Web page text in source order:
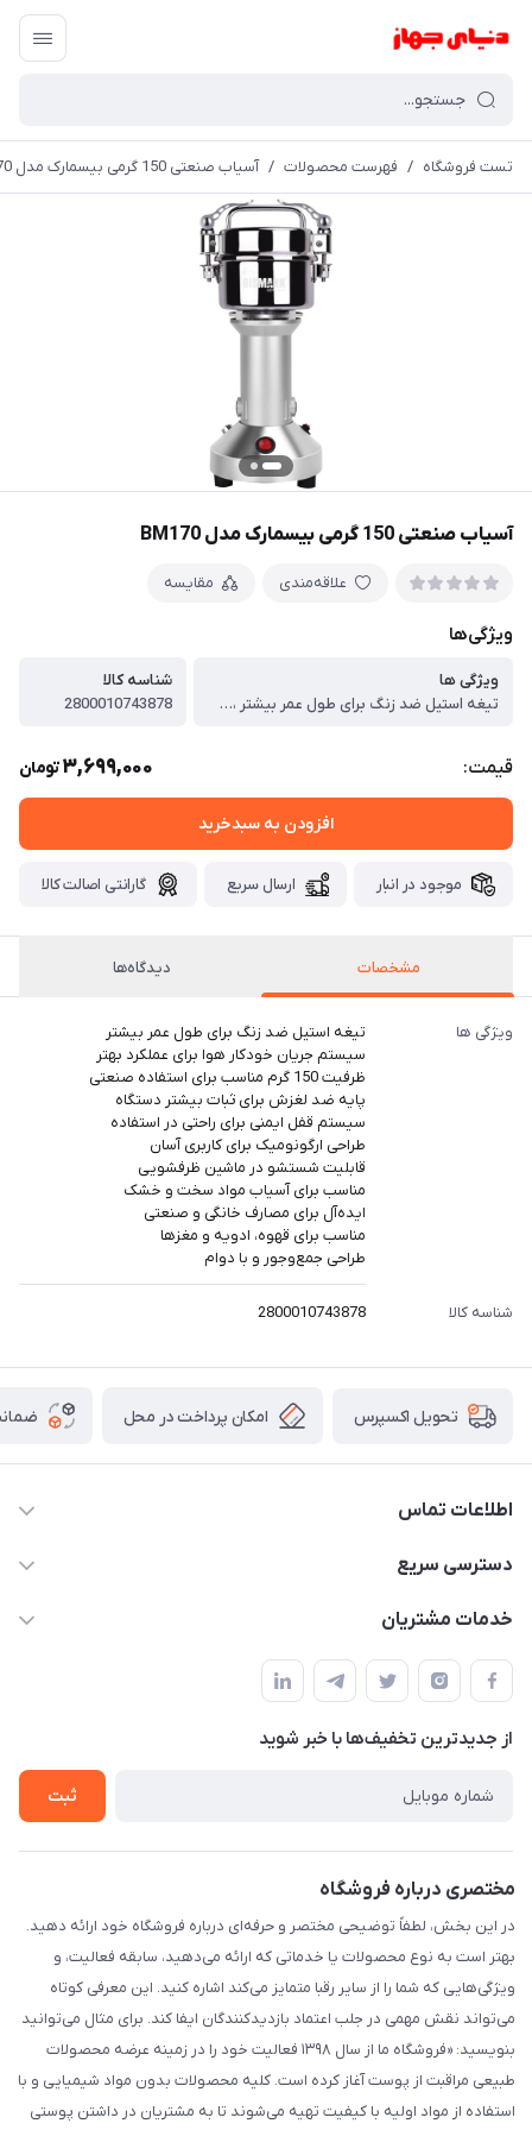
تست فروشگاه / فهرست محصولات / آسیاب صنعتی 150 گرمی بیسمارک مدل BM170
آسیاب صنعتی 150 گرمی بیسمارک مدل BM170
علاقه‌مندی مقایسه
ویژگی‌ها
ویژگی ها
تیغه استیل ضد زنگ برای طول عمر بیشتر ، سیستم جریان خودکار هوا برای عملکرد بهتر ، ظرفیت 150 گرم مناسب برای استفاده صنعتی ، پایه ضد لغزش برای ثبات بیشتر دستگاه ، سیستم قفل ایمنی برای راحتی در استفاده ، طراحی ارگونومیک برای کاربری آسان ، قابلیت شستشو در ماشین ظرفشویی ، مناسب برای آسیاب مواد سخت و خشک ، ایده‌آل برای مصارف خانگی و صنعتی ، مناسب برای قهوه، ادویه و مغزها ، طراحی جمع‌وجور و با دوام
شناسه کالا
2800010743878
قیمت: 3,699,000تومان
افزودن به سبدخرید
موجود در انبار ارسال سریع گارانتی اصالت کالا
مشخصات دیدگاه‌ها
ویژگی ها
تیغه استیل ضد زنگ برای طول عمر بیشتر
سیستم جریان خودکار هوا برای عملکرد بهتر
ظرفیت 150 گرم مناسب برای استفاده صنعتی
پایه ضد لغزش برای ثبات بیشتر دستگاه
سیستم قفل ایمنی برای راحتی در استفاده
طراحی ارگونومیک برای کاربری آسان
قابلیت شستشو در ماشین ظرفشویی
مناسب برای آسیاب مواد سخت و خشک
ایده‌آل برای مصارف خانگی و صنعتی
مناسب برای قهوه، ادویه و مغزها
طراحی جمع‌وجور و با دوام
شناسه کالا 2800010743878
تحویل اکسپرس امکان پرداخت در محل
اطلاعات تماس
۰۲۱۰۰۰۰۰۰۰۰
دسترسی سریع
حساب کاربری
لیست محصولات
درباره ما
خدمات مشتریان
قوانین و مقررات
حریم خصوصی
راهنما
از جدید‌ترین تخفیف‌ها با‌ خبر شوید
ثبت
مختصری درباره فروشگاه
در این بخش، لطفاً توضیحی مختصر و حرفه‌ای درباره فروشگاه خود ارائه دهید.
بهتر است به نوع محصولات یا خدماتی که ارائه می‌دهید، سابقه فعالیت، و
ویژگی‌هایی که شما را از سایر رقبا متمایز می‌کند اشاره کنید. این معرفی کوتاه
می‌تواند نقش مهمی در جلب اعتماد بازدیدکنندگان ایفا کند. برای مثال می‌توانید
بنویسید: «فروشگاه ما از سال ۱۳۹۸ فعالیت خود را در زمینه عرضه محصولات
طبیعی مراقبت از پوست آغاز کرده است. کلیه محصولات بدون مواد شیمیایی و با
استفاده از مواد اولیه با کیفیت تهیه می‌شوند تا به مشتریان در داشتن پوستی